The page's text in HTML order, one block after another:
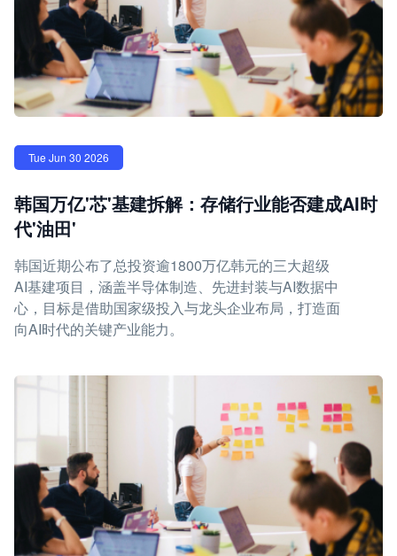
Tue Jun 30 2026
韩国万亿'芯'基建拆解：存储行业能否建成AI时
代'油田'
韩国近期公布了总投资逾1800万亿韩元的三大超级
AI基建项目，涵盖半导体制造、先进封装与AI数据中
心，目标是借助国家级投入与龙头企业布局，打造面
向AI时代的关键产业能力。